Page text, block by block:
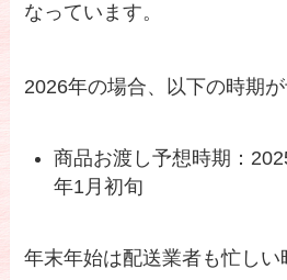
なっています。
2026年の場合、以下の時期が
商品お渡し予想時期：
年1月初旬
年末年始は配送業者も忙し